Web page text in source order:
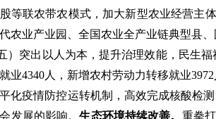
等联农带农模式，加大新型农业经营主
农业产业园、全国农业全产业链典型县、
五）突出以人为本，提升治理效能，民生
业4340人，新增农村劳动力转移就业
化疫情防控运转机制，高效完成核酸检
发展的影响。生态环境持续改善。 重拳